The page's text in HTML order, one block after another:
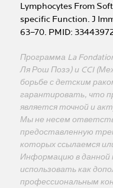
Lymphocytes From
specific Function. J
63–70. PMID:
Программа La
Ля Рош Позэ) и CCI
борьбе с детским
гарантировать, что
является точной и
Мы не несем
предоставленную
которых ссылаемся
Информацию в данной
использовать как
профессиональным